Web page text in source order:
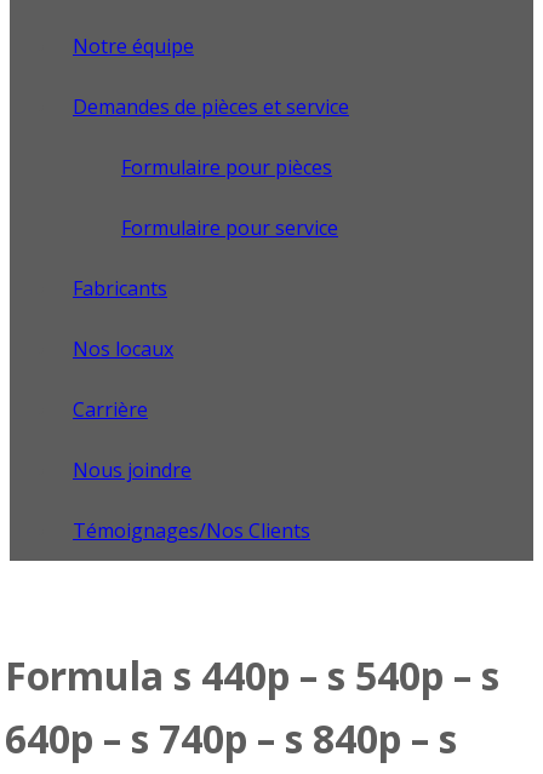
Notre équipe
Demandes de pièces et service
Formulaire pour pièces
Formulaire pour service
Fabricants
Nos locaux
Carrière
Nous joindre
Témoignages/Nos Clients
Formula s 440p – s 540p – s
640p – s 740p – s 840p – s